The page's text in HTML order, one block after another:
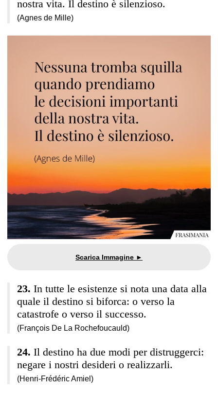
nostra vita. Il destino è silenzioso.
(Agnes de Mille)
In tutte le esistenze si nota una data alla
quale il destino si biforca: o verso la
catastrofe o verso il successo.
(François De La Rochefoucauld)
Il destino ha due modi per distruggerci:
negare i nostri desideri o realizzarli.
(Henri-Frédéric Amiel)